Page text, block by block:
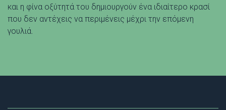
και η φίνα οξύτητά του δημιουργούν ένα ιδιαίτερο κρασί
που δεν αντέχεις να περιμένεις μέχρι την επόμενη
γουλιά.